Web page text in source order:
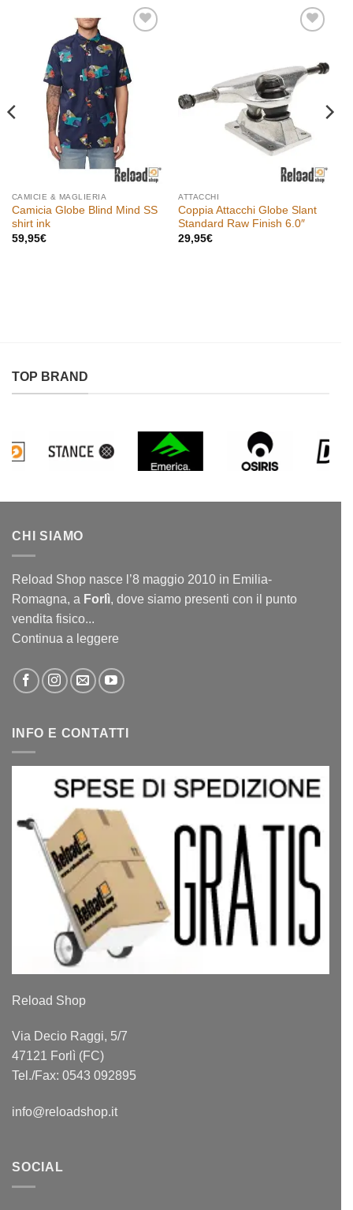
Aggiungi
alla lista
desideri
CAMICIE & MAGLIERIA
Camicia Globe Blind Mind SS
shirt ink
59,95€
dei
desideri
ATTACCHI
Coppia Attacchi Globe Slant
Standard Raw Finish 6.0″
29,95€
TOP BRAND
CHI SIAMO
Reload Shop nasce l’8 maggio 2010 in Emilia-
Romagna, a Forlì, dove siamo presenti con il punto
vendita fisico...
Continua a leggere
INFO E CONTATTI
Reload Shop
Via Decio Raggi, 5/7
47121 Forlì (FC)
Tel./Fax: 0543 092895
info@reloadshop.it
SOCIAL